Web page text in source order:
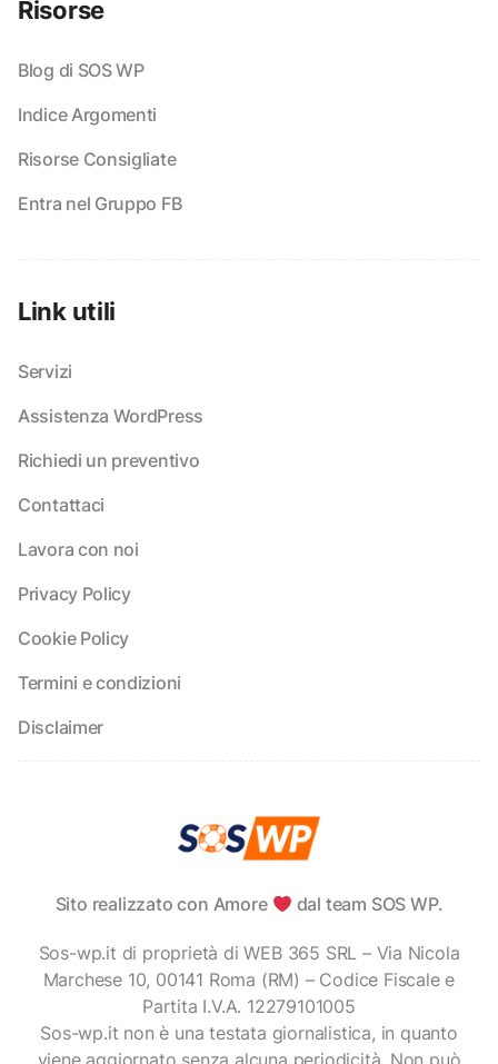
Risorse
Blog di SOS WP
Indice Argomenti
Risorse Consigliate
Entra nel Gruppo FB
Link utili
Servizi
Assistenza WordPress
Richiedi un preventivo
Contattaci
Lavora con noi
Privacy Policy
Cookie Policy
Termini e condizioni
Disclaimer
Sito realizzato con Amore dal team SOS WP.
Sos-wp.it di proprietà di WEB 365 SRL – Via Nicola
Marchese 10, 00141 Roma (RM) – Codice Fiscale e
Partita I.V.A. 12279101005
Sos-wp.it non è una testata giornalistica, in quanto